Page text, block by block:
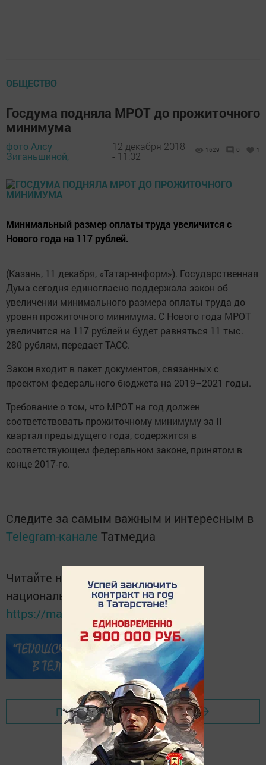
ОБЩЕСТВО
Госдума подняла МРОТ до прожиточного
минимума
фото Алсу
Зиганьшиной,
12 декабря 2018
- 11:02
1629 0 1
Минимальный размер оплаты труда увеличится с
Нового года на 117 рублей.
(Казань, 11 декабря, «Татар-информ»). Государственная
Дума сегодня единогласно поддержала закон об
увеличении минимального размера оплаты труда до
уровня прожиточного минимума. С Нового года МРОТ
увеличится на 117 рублей и будет равняться 11 тыс.
280 рублям, передает ТАСС.
Закон входит в пакет документов, связанных с
проектом федерального бюджета на 2019–2021 годы.
Требование о том, что МРОТ на год должен
соответствовать прожиточному минимуму за II
квартал предыдущего года, содержится в
соответствующем федеральном законе, принятом в
конце 2017-го.
Следите за самым важным и интересным в
Telegram-канале Татмедиа
Читайте новости Татарстана в
национальном мессенджере MАХ:
https://max.ru/tatmedia
Перейти на страницу новости